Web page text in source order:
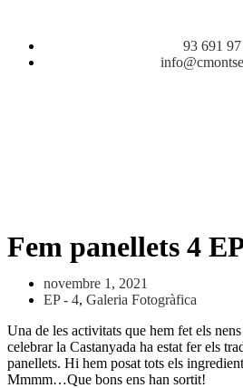
93 691
Fem panellets 4
novembre 1, 2021
EP - 4, Galeria Fotogràfica
Una de les activitats que hem fet els
celebrar la Castanyada ha estat fer els
panellets. Hi hem posat tots els
Mmmm…Que bons ens han sortit!